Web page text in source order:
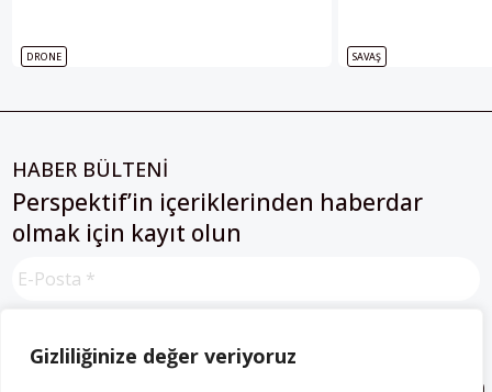
Gizliliğinize değer veriyoruz
DRONE SAVAŞ
HABER BÜLTENİ
Perspektif’in içeriklerinden haberdar
olmak için kayıt olun